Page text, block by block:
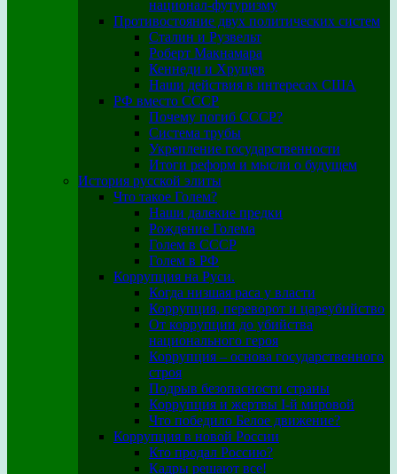
национал-футуризму
Противостояние двух политических систем
Сталин и Рузвельт
Роберт Макнамара
Кеннеди и Хрущев
Наши действия в интересах США
РФ вместо СССР
Почему погиб СССР?
Система трубы
Укрепление государственности
Итоги реформ и мысли о будущем
История русской элиты
Что такое Голем?
Наши далекие предки
Рождение Голема
Голем в СССР
Голем в РФ
Коррупция на Руси.
Когда низшая раса у власти
Коррупция, переворот и цареубийство
От коррупции до убийства
национального героя
Коррупция – основа государственного
строя
Подрыв безопасности страны
Коррупция и жертвы I-й мировой
Что победило Белое движение?
Коррупция в новой России
Кто продал Россию?
Кадры решают все!